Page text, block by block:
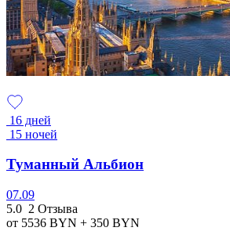
16 дней
15 ночей
Туманный Альбион
07.09
5.0 2 Отзыва
от 5536 BYN + 350 BYN